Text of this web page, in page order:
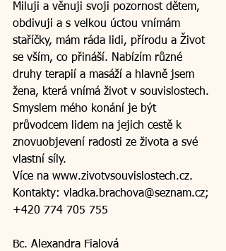
Miluji a věnuji svoji pozornost dětem,
obdivuji a s velkou úctou vnímám
staříčky, mám ráda lidi, přírodu a Život
se vším, co přináší. Nabízím různé
druhy terapií a masáží a hlavně jsem
žena, která vnímá život v souvislostech.
Smyslem mého konání je být
průvodcem lidem na jejich cestě k
znovuobjevení radosti ze života a své
vlastní síly.
Více na www.zivotvsouvislostech.cz.
Kontakty: vladka.brachova@seznam.cz;
+420 774 705 755
Bc. Alexandra Fialová